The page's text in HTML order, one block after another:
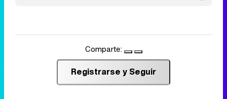
Comparte:
Registrarse y Seguir